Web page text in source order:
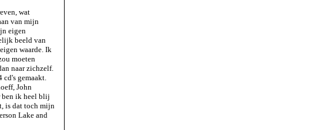
wat
van mijn
eigen
beeld van
waarde. Ik
moeten
naar zichzelf.
cd's gemaakt.
John
ben ik heel blij
is dat toch mijn
Lake and